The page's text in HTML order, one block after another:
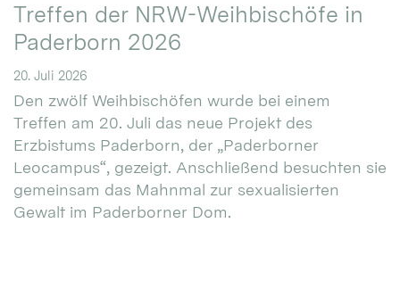
Treffen der NRW-Weihbischöfe in
Paderborn 2026
20. Juli 2026
Den zwölf Weihbischöfen wurde bei einem
Treffen am 20. Juli das neue Projekt des
Erzbistums Paderborn, der „Paderborner
Leocampus“, gezeigt. Anschließend besuchten sie
gemeinsam das Mahnmal zur sexualisierten
Gewalt im Paderborner Dom.